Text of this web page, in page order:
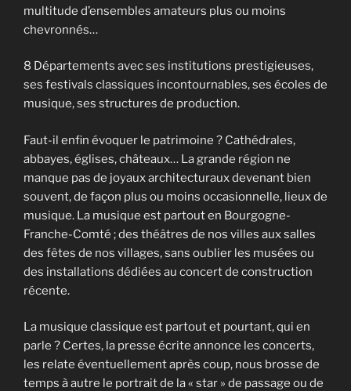
multitude d’ensembles amateurs plus ou moins
chevronnés…
8 Départements avec ses institutions prestigieuses,
ses festivals classiques incontournables, ses écoles de
musique, ses structures de production.
Faut-il enfin évoquer le patrimoine ? Cathédrales,
abbayes, églises, châteaux… La grande région ne
manque pas de joyaux architecturaux devenant bien
souvent, de façon plus ou moins occasionnelle, lieux de
musique. La musique est partout en Bourgogne-
Franche-Comté ; des théâtres de nos villes aux salles
des fêtes de nos villages, sans oublier les musées ou
des installations dédiées au concert de construction
récente.
La musique classique est partout et pourtant, qui en
parle ? Certes, la presse écrite annonce les concerts,
les relate éventuellement après coup, nous brosse de
temps à autre le portrait de la « star » de passage ou de